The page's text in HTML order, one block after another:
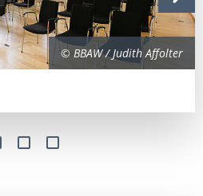
© BBAW / Judith Affolter